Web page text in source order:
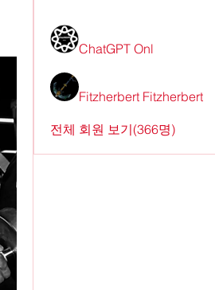
ChatGPT Onl
Fitzherbert Fitzherbert
전체 회원 보기(366명)